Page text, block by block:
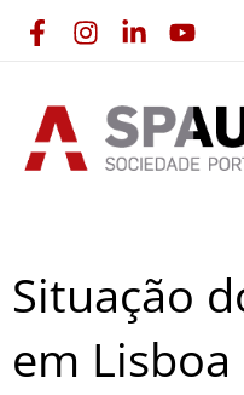
Skip
content
Situação
em